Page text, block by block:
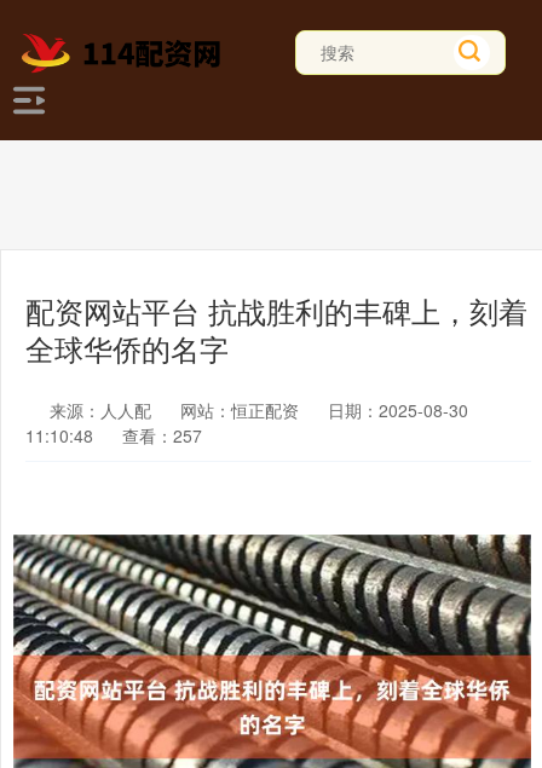
配资网站平台 抗战胜利的丰碑上，刻着
全球华侨的名字
来源：人人配 网站：恒正配资
日期：2025-08-30
11:10:48
查看：257